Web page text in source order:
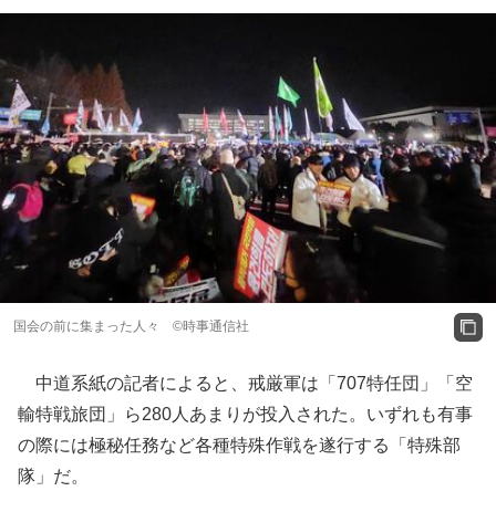
国会の前に集まった人々 ©時事通信社
中道系紙の記者によると、戒厳軍は「707特任団」「空
輸特戦旅団」ら280人あまりが投入された。いずれも有事
の際には極秘任務など各種特殊作戦を遂行する「特殊部
隊」だ。